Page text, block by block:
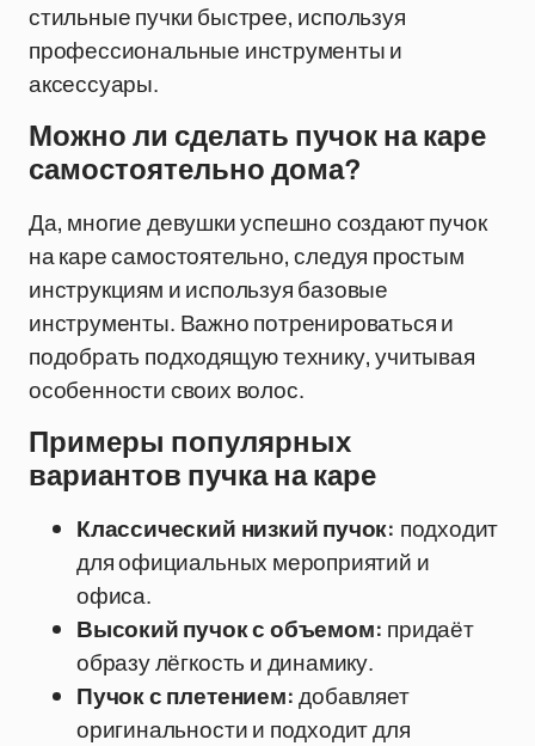
стильные пучки быстрее, используя
профессиональные инструменты и
аксессуары.
Можно ли сделать пучок на каре
самостоятельно дома?
Да, многие девушки успешно создают пучок
на каре самостоятельно, следуя простым
инструкциям и используя базовые
инструменты. Важно потренироваться и
подобрать подходящую технику, учитывая
особенности своих волос.
Примеры популярных
вариантов пучка на каре
Классический низкий пучок: подходит
для официальных мероприятий и
офиса.
Высокий пучок с объемом: придаёт
образу лёгкость и динамику.
Пучок с плетением:добавляет
оригинальности и подходит для